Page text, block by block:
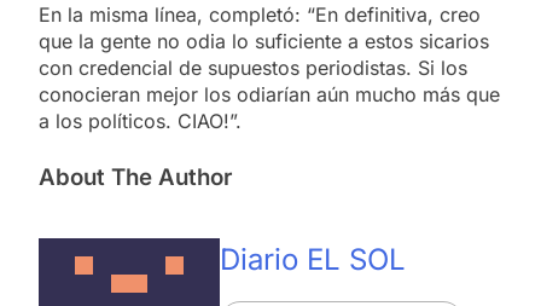
En la misma línea, completó: “En definitiva, creo
que la gente no odia lo suficiente a estos sicarios
con credencial de supuestos periodistas. Si los
conocieran mejor los odiarían aún mucho más que
a los políticos. CIAO!”.
About The Author
Diario EL SOL